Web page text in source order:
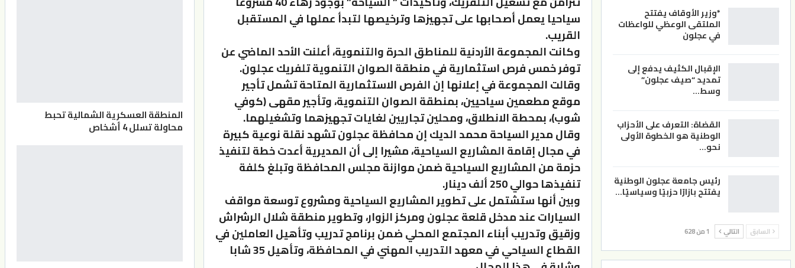
سياحيا يعمل أصحابها على تجهيزها وترخيصها لتبدأ عملها في المستقبل
القريب.
وكانت المجموعة الأردنية للمناطق الحرة والتنموية، أعلنت الأحد الماضي عن
توفر خمس فرص استثمارية في منطقة الصوان التنموية تلفريك عجلون.
وقالت المجموعة في إعلانها إن الفرص الاستثمارية المتاحة تشمل تأجير
موقع مطعمين سياحيين، بمنطقة الصوان التنموية، وتأجير مقهى (كوفي
شوب)، بمحطة الانطلاق، ومحلين تجاريين لغايات تجهيزهما وتشغيلهما.
وقال مدير السياحة محمد الديك إن محافظة عجلون تشهد نقلة نوعية كبيرة
في مجال إقامة المشاريع السياحية، مشيرا إلى أن المديرية أعدت خطة لتنفيذ
حزمة من المشاريع السياحية ضمن موازنة مجلس المحافظة وتبلغ كلفة
تنفيذها حوالي 250 ألف دينار.
وبين أنها ستشتمل على تطوير المشاريع السياحية ومشروع توسعة مواقف
السيارات عند مدخل قلعة عجلون ومركز الزوار، وتطوير منطقة شلال الرشراش
وزقيق وتدريب أبناء المجتمع المحلي ضمن برنامج تدريب وتأهيل العاملين في
القطاع السياحي في معهد التدريب المهني في المحافظة، وتأهيل 35 شابا
*وزير الأوقاف يفتتح
الملتقى الوعظي للواعظات
في عجلون
الإقبال الكثيف يدفع إلى
تمديد “صيف عجلون”
وسط…
القضاة: التعرف على الأحزاب
الوطنية هو الخطوة الأولى
نحو…
رئيس جامعة عجلون الوطنية
يفتتح بازارًا حزبيًا وسياسيًا…
السابق التالي 1 من 628
المنطقة العسكرية الشمالية تحبط
محاولة تسلل 4 أشخاص